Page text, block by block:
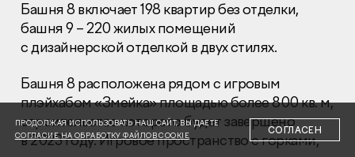
+7 (495) 502 95 59
Отдел продаж
+7 (495) 641-35-35
Заказать звонок
© 2001-2026 Компания «Пионер»
Башня 8 включает 198 квартир без отделки,
башня 9 – 220 жилых помещений
с дизайнерской отделкой в двух стилях.
Башня 8 расположена рядом с игровым
плэйхабом «Змейка» площадью более 800 кв. м,
строительство которого будет завершено
в 2023 году. Игровое пространство с горками,
ПРОДОЛЖАЯ ИСПОЛЬЗОВАТЬ НАШ САЙТ, ВЫ ДАЕТЕ
СОГЛАСИЕ НА ОБРАБОТКУ ФАЙЛОВ COOKIE
СОГЛАСЕН